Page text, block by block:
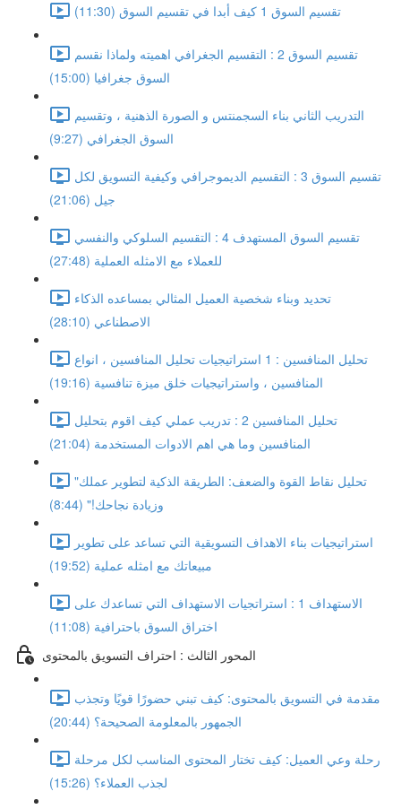
تقسيم السوق 1 كيف أبدا في تقسيم السوق (11:30)
تقسيم السوق 2 : التقسيم الجغرافي اهميته ولماذا نقسم
السوق جغرافيا (15:00)
التدريب الثاني بناء السجمنتس و الصورة الذهنية ، وتقسيم
السوق الجغرافي (9:27)
تقسيم السوق 3 : التقسيم الديموجرافي وكيفية التسويق لكل
جيل (21:06)
تقسيم السوق المستهدف 4 : التقسيم السلوكي والنفسي
للعملاء مع الامثله العملية (27:48)
تحديد وبناء شخصية العميل المثالي بمساعده الذكاء
الاصطناعي (28:10)
تحليل المنافسين : 1 استراتيجيات تحليل المنافسين ، انواع
المنافسين ، واستراتيجيات خلق ميزة تنافسية (19:16)
تحليل المنافسين 2 : تدريب عملي كيف اقوم بتحليل
المنافسين وما هي اهم الادوات المستخدمة (21:04)
"تحليل نقاط القوة والضعف: الطريقة الذكية لتطوير عملك
وزيادة نجاحك!" (8:44)
استراتيجيات بناء الاهداف التسويقية التي تساعد على تطوير
مبيعاتك مع امثله عملية (19:52)
الاستهداف 1 : استراتجيات الاستهداف التي تساعدك على
اختراق السوق باحترافية (11:08)
المحور الثالث : احتراف التسويق بالمحتوى
مقدمة في التسويق بالمحتوى: كيف تبني حضورًا قويًا وتجذب
الجمهور بالمعلومة الصحيحة؟ (20:44)
رحلة وعي العميل: كيف تختار المحتوى المناسب لكل مرحلة
لجذب العملاء؟ (15:26)